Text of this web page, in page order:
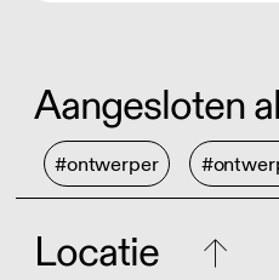
Aangesloten
#ontwerper
Locatie